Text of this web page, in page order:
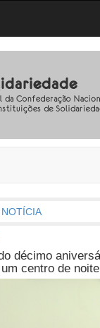
décimo
centro de noite